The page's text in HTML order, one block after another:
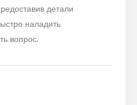
детали
наладить
вопрос.